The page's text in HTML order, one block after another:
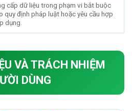
cấp dữ liệu trong phạm vi bắt buộc
quy định pháp luật hoặc yêu cầu hợp
dụng.
VÀ TRÁCH NHIỆM
DÙNG